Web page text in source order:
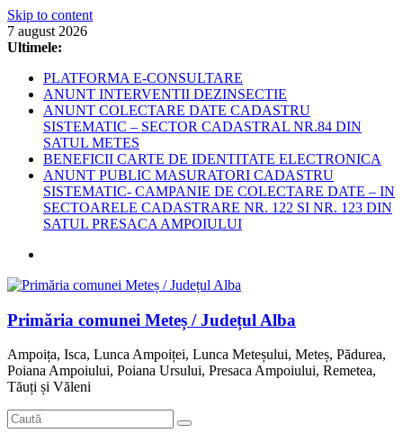
Skip to content
7 august 2026
Ultimele:
PLATFORMA E-CONSULTARE
ANUNT INTERVENTII DEZINSECTIE
ANUNT COLECTARE DATE CADASTRU
SISTEMATIC – SECTOR CADASTRAL NR.84 DIN
SATUL METES
BENEFICII CARTE DE IDENTITATE ELECTRONICA
ANUNT PUBLIC MASURATORI CADASTRU
SISTEMATIC- CAMPANIE DE COLECTARE DATE – IN
SECTOARELE CADASTRARE NR. 122 SI NR. 123 DIN
SATUL PRESACA AMPOIULUI
Primăria comunei Meteș / Județul Alba
Ampoița, Isca, Lunca Ampoiței, Lunca Meteșului, Meteș, Pădurea,
Poiana Ampoiului, Poiana Ursului, Presaca Ampoiului, Remetea,
Tăuți și Văleni